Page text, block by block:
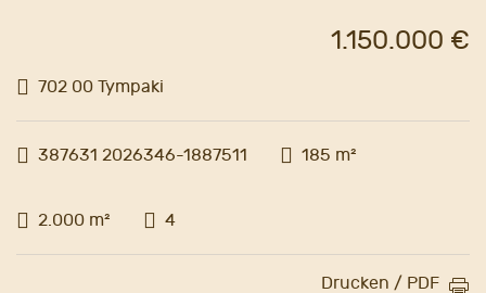
702 00 Tympaki
1.150.000 €
387631 2026346-1887511 185 m²
2.000 m² 4
Drucken / PDF